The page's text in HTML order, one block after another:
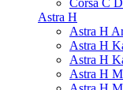
Corsa C
Astra H
Astra H
Astra H
Astra H
Astra H